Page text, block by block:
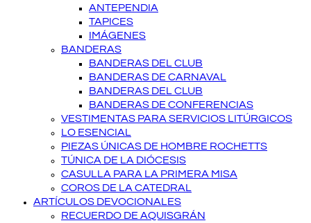
ANTEPENDIA
TAPICES
IMÁGENES
BANDERAS
BANDERAS DEL CLUB
BANDERAS DE CARNAVAL
BANDERAS DEL CLUB
BANDERAS DE CONFERENCIAS
VESTIMENTAS PARA SERVICIOS LITÚRGICOS
LO ESENCIAL
PIEZAS ÚNICAS DE HOMBRE ROCHETTS
TÚNICA DE LA DIÓCESIS
CASULLA PARA LA PRIMERA MISA
COROS DE LA CATEDRAL
ARTÍCULOS DEVOCIONALES
RECUERDO DE AQUISGRÁN